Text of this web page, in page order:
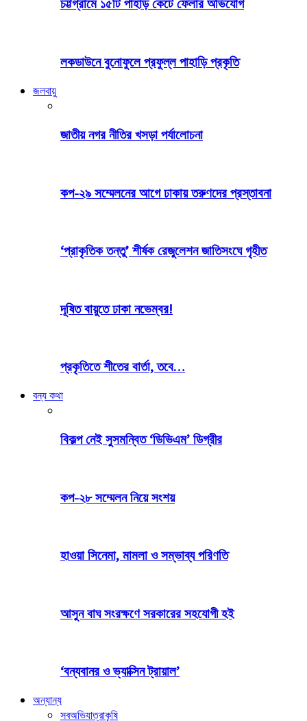
লকডাউনে বুনোফুলে প্রফুল্ল পাহাড়ি প্রকৃতি
জলবায়ু
জাতীয় নগর নীতির খসড়া পর্যালোচনা
কপ-২৯ সম্মেলনের আগে ঢাকায় তরুণদের প্রস্তাবনা
‘প্রাকৃতিক তন্তু’ শীর্ষক রেজুলেশন জাতিসংঘে গৃহীত
দূষিত বায়ুতে ঢাকা নভেম্বর!
প্রকৃতিতে শীতের বার্তা, তবে…
বন্য কথা
বিকল্প নেই সুসমন্বিত ‘ডিভিএম’ ডিগ্রীর
কপ-২৮ সম্মেলন নিয়ে সংশয়
হাওয়া সিনেমা, মামলা ও সম্ভাব্য পরিণতি
আসুন বাঘ সংরক্ষণে সরকারের সহযোগী হই
‘বন্যবানর ও ভ্যাক্সিন ট্রায়াল’
অন্যান্য
সবঅভিযাত্রাকৃষি